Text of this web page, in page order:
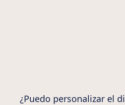
¿Puedo personalizar el